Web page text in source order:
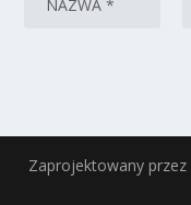
Zaprojektowany przez